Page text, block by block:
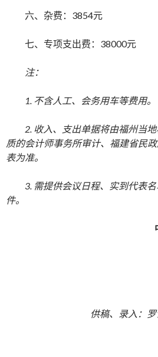
六、杂费：3854元
七、专项支出费：38000元
注：
1. 不含人工、会务用车等费用。
2. 收入、支出单据将由福州当
质的会计师事务所审计、福建省民
表为准。
3. 需提供会议日程、实到代表
件。
供稿、录入：